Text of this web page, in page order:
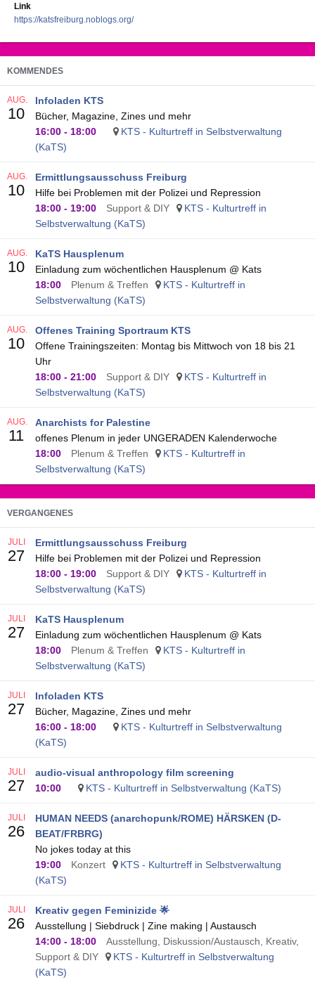
Link
https://katsfreiburg.noblogs.org/
KOMMENDES
Infoladen KTS
Bücher, Magazine, Zines und mehr
16:00 - 18:00
KTS - Kulturtreff in Selbstverwaltung
(KaTS)
AUG.
10
Ermittlungsausschuss Freiburg
Hilfe bei Problemen mit der Polizei und Repression
18:00 - 19:00 Support & DIY
KTS - Kulturtreff in
Selbstverwaltung (KaTS)
AUG.
10
KaTS Hausplenum
Einladung zum wöchentlichen Hausplenum @ Kats
18:00
Plenum & Treffen
KTS - Kulturtreff in
Selbstverwaltung (KaTS)
AUG.
10
Offenes Training Sportraum KTS
Offene Trainingszeiten: Montag bis Mittwoch von 18 bis 21
Uhr
18:00 - 21:00 Support & DIY
KTS - Kulturtreff in
Selbstverwaltung (KaTS)
AUG.
10
Anarchists for Palestine
offenes Plenum in jeder UNGERADEN Kalenderwoche
18:00
Plenum & Treffen
KTS - Kulturtreff in
Selbstverwaltung (KaTS)
AUG.
11
VERGANGENES
Ermittlungsausschuss Freiburg
Hilfe bei Problemen mit der Polizei und Repression
18:00 - 19:00 Support & DIY
KTS - Kulturtreff in
Selbstverwaltung (KaTS)
JULI
27
KaTS Hausplenum
Einladung zum wöchentlichen Hausplenum @ Kats
18:00
Plenum & Treffen
KTS - Kulturtreff in
Selbstverwaltung (KaTS)
JULI
27
Infoladen KTS
Bücher, Magazine, Zines und mehr
16:00 - 18:00
KTS - Kulturtreff in Selbstverwaltung
(KaTS)
JULI
27
audio-visual anthropology film screening
10:00
KTS - Kulturtreff in Selbstverwaltung (KaTS)
JULI
27
HUMAN NEEDS (anarchopunk/ROME) HÄRSKEN (D-
BEAT/FRBRG)
No jokes today at this
19:00
Konzert
KTS - Kulturtreff in Selbstverwaltung
(KaTS)
JULI
26
Kreativ gegen Feminizide 🌟
Ausstellung | Siebdruck | Zine making | Austausch
14:00 - 18:00
Ausstellung, Diskussion/Austausch, Kreativ,
Support & DIY
KTS - Kulturtreff in Selbstverwaltung
(KaTS)
JULI
26